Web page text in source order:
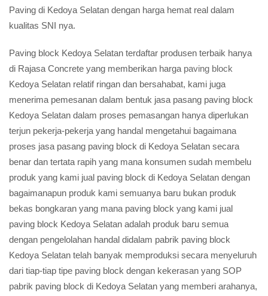
Paving di Kedoya Selatan dengan harga hemat real dalam
kualitas SNI nya.
Paving block Kedoya Selatan terdaftar produsen terbaik hanya
di Rajasa Concrete yang memberikan harga paving block
Kedoya Selatan relatif ringan dan bersahabat, kami juga
menerima pemesanan dalam bentuk jasa pasang paving block
Kedoya Selatan dalam proses pemasangan hanya diperlukan
terjun pekerja-pekerja yang handal mengetahui bagaimana
proses jasa pasang paving block di Kedoya Selatan secara
benar dan tertata rapih yang mana konsumen sudah membelu
produk yang kami jual paving block di Kedoya Selatan dengan
bagaimanapun produk kami semuanya baru bukan produk
bekas bongkaran yang mana paving block yang kami jual
paving block Kedoya Selatan adalah produk baru semua
dengan pengelolahan handal didalam pabrik paving block
Kedoya Selatan telah banyak memproduksi secara menyeluruh
dari tiap-tiap tipe paving block dengan kekerasan yang SOP
pabrik paving block di Kedoya Selatan yang memberi arahanya,